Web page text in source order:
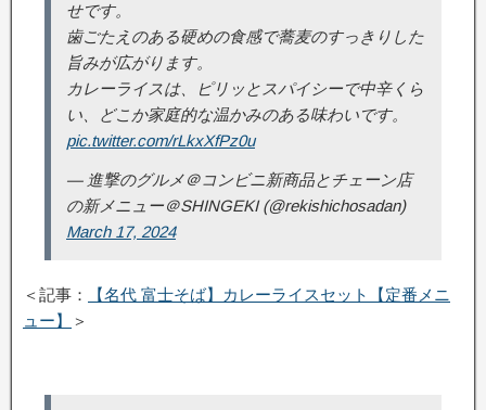
せです。
歯ごたえのある硬めの食感で蕎麦のすっきりした
旨みが広がります。
カレーライスは、ピリッとスパイシーで中辛くら
い、どこか家庭的な温かみのある味わいです。
pic.twitter.com/rLkxXfPz0u
— 進撃のグルメ＠コンビニ新商品とチェーン店
の新メニュー＠SHINGEKI (@rekishichosadan)
March 17, 2024
＜記事：
【名代 富士そば】カレーライスセット【定番メニ
ュー】
＞